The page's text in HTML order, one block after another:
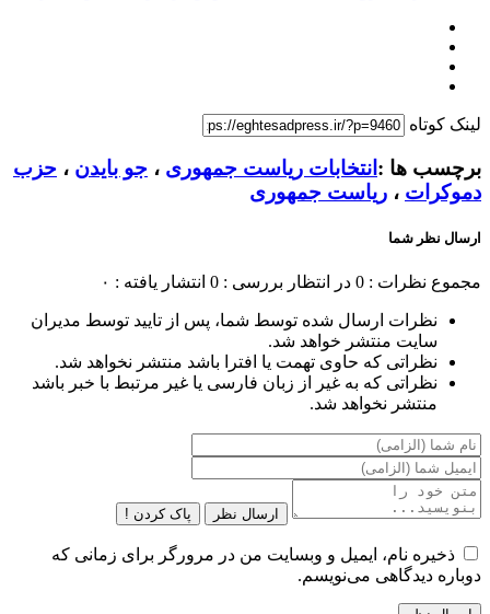
لینک کوتاه
برچسب ها : انتخابات ریاست جمهوری ، جو بایدن ، حزب
دموکرات ، ریاست جمهوری
ارسال نظر شما
مجموع نظرات : 0 در انتظار بررسی : 0 انتشار یافته : ۰
نظرات ارسال شده توسط شما، پس از تایید توسط مدیران
سایت منتشر خواهد شد.
نظراتی که حاوی تهمت یا افترا باشد منتشر نخواهد شد.
نظراتی که به غیر از زبان فارسی یا غیر مرتبط با خبر باشد
منتشر نخواهد شد.
ارسال نظر پاک کردن !
ذخیره نام، ایمیل و وبسایت من در مرورگر برای زمانی که
دوباره دیدگاهی می‌نویسم.